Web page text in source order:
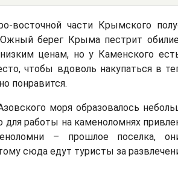
восточной части Крымского
берег Крыма пестрит
ценам, но у Каменского
чтобы вдоволь накупаться в
понравится.
моря образовалось
для работы на каменоломнях
– прошлое поселка,
сюда едут туристы за